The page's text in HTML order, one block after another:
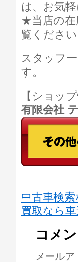
は、お気
★当店の在
覧ください
スタッフ
す。
【ショッ
有限会社
中古車検
買取なら
コメ
メール